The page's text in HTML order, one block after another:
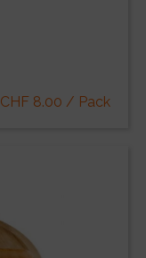
CHF 8.00 / Pack